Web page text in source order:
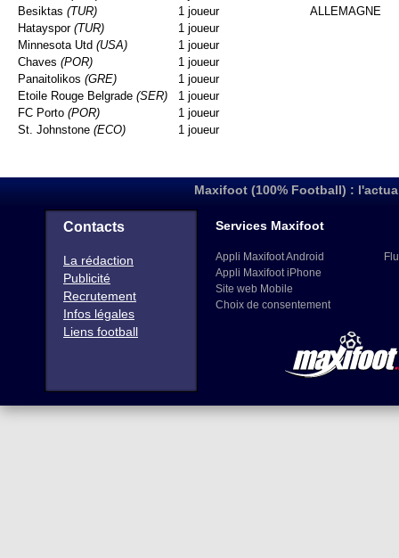
Besiktas (TUR)
1 joueur
Hatayspor (TUR)
1 joueur
Minnesota Utd (USA)
1 joueur
Chaves (POR)
1 joueur
Panaitolikos (GRE)
1 joueur
Etoile Rouge Belgrade (SER)
1 joueur
FC Porto (POR)
1 joueur
St. Johnstone (ECO) 1 joueur
ALLEMAGNE
Maxifoot (100% Football) :
Contacts
La rédaction
Publicité
Recrutement
Infos légales
Liens football
Services Maxifoot
Appli Maxifoot Android
Appli Maxifoot iPhone
Site web Mobile
Choix de consentement